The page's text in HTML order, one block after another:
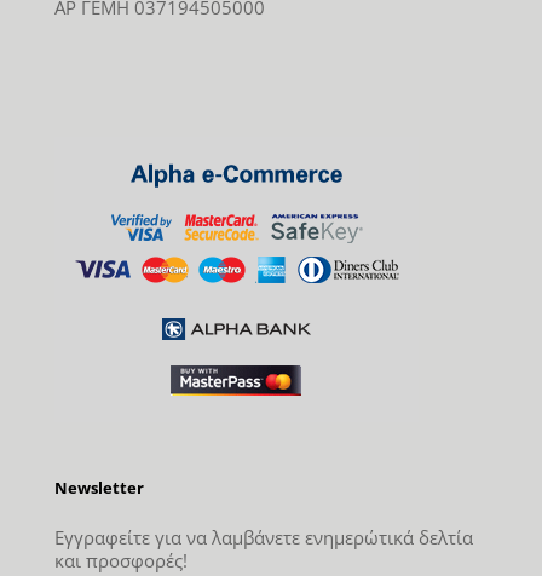
ΑΡ ΓΕΜΗ 037194505000
Newsletter
Εγγραφείτε για να λαμβάνετε ενημερώτικά δελτία
και προσφορές!